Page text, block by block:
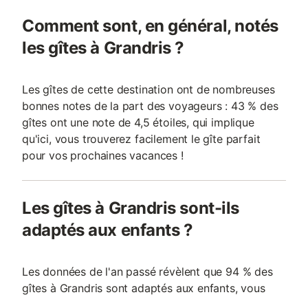
Comment sont, en général, notés
les gîtes à Grandris ?
Les gîtes de cette destination ont de nombreuses
bonnes notes de la part des voyageurs : 43 % des
gîtes ont une note de 4,5 étoiles, qui implique
qu'ici, vous trouverez facilement le gîte parfait
pour vos prochaines vacances !
Les gîtes à Grandris sont-ils
adaptés aux enfants ?
Les données de l'an passé révèlent que 94 % des
gîtes à Grandris sont adaptés aux enfants, vous